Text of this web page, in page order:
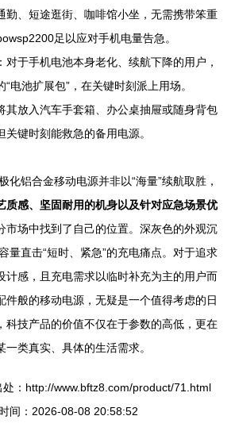
勤、短途逛街、咖啡馆小坐，无需携带笨重
足以应对手机电量告急。
对于手机电池本身老化、续航下降的用户，
电池扩展包”，在关键时刻派上用场。
其放入汽车手套箱、办公桌抽屉或随身背包
键时刻能救急的备用电源。
化铝合金移动电源并非以“海量”续航取胜，
质感、坚固耐用的机身以及针对应急场景优
市场中找到了自己的位置。深灰色的外观沉
量直击“短时、紧急”的充电痛点。对于追求
计感，且充电需求以临时补充为主的用户而
件般的移动电源，无疑是一个值得考虑的日
科技产品的价值不仅在于参数的高低，更在
类真实、具体的生活需求。
：http://www.bftz8.com/product/71.html
间：2026-08-08 20:58:52